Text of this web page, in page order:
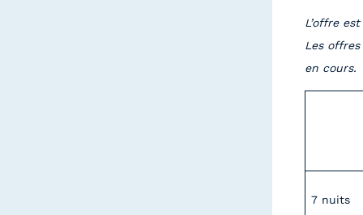
L’offre
Les
en cours.
7 nuits